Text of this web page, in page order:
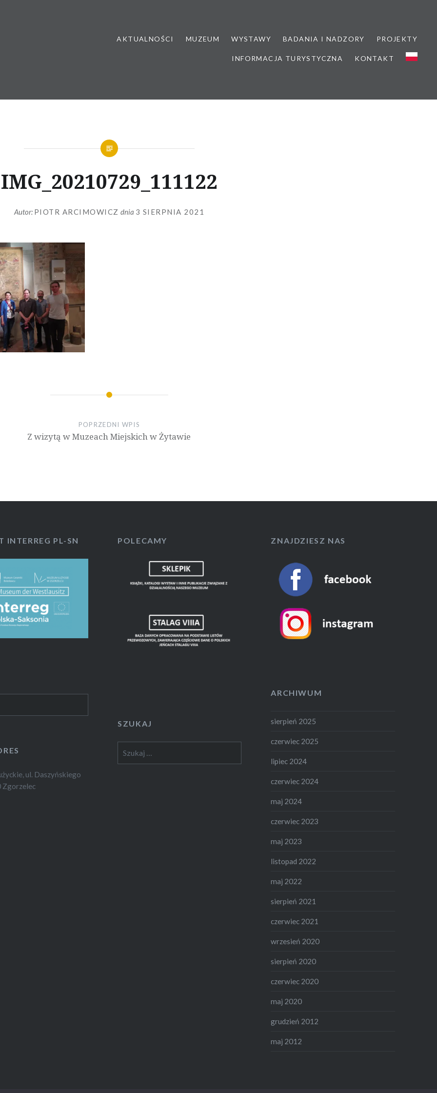
AKTUALNOŚCI MUZEUM WYSTAWY BADANIA I NADZORY PROJEKTY
INFORMACJA TURYSTYCZNA KONTAKT
IMG_20210729_111122
Autor: PIOTR ARCIMOWICZ dnia 3 SIERPNIA 2021
POPRZEDNI WPIS
Z wizytą w Muzeach Miejskich w Żytawie
INTERREG PL-SN POLECAMY ZNAJDZIESZ NAS
ARCHIWUM
sierpień 2025
czerwiec 2025
lipiec 2024
czerwiec 2024
maj 2024
czerwiec 2023
maj 2023
listopad 2022
maj 2022
sierpień 2021
czerwiec 2021
wrzesień 2020
sierpień 2020
czerwiec 2020
maj 2020
grudzień 2012
maj 2012
SZUKAJ
ul. Daszyńskiego
Zgorzelec